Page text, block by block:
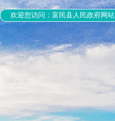
欢迎您访问：富民县人民政府网站